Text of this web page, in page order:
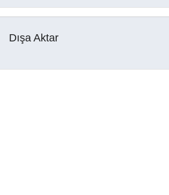
Dışa Aktar